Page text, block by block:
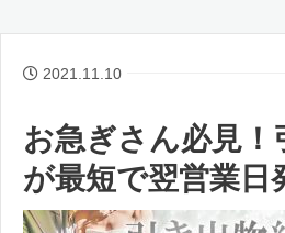
2021.11.10
お急ぎさん必見！
が最短で翌営業日